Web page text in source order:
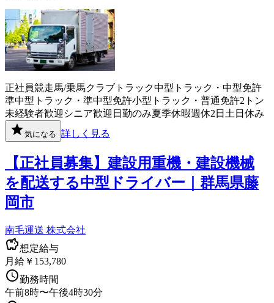
正社員競走馬/乗馬クラブ トラック中型トラック・中型免許
準中型トラック・準中型免許小型トラック・普通免許2トン
未経験者歓迎 シニア歓迎 日勤のみ夏季休暇週休2日 土日休み
気になる 詳しく見る
【正社員募集】建設用重機・建設機械
を配送する中型ドライバー｜群馬県藤
岡市
南毛運送 株式会社
想定給与
月給￥153,780
勤務時間
午前8時〜午後4時30分